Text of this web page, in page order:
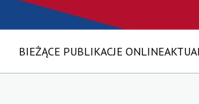
BIEŻĄCE PUBLIKACJE ONLINE